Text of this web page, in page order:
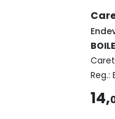
Reg.:
14,